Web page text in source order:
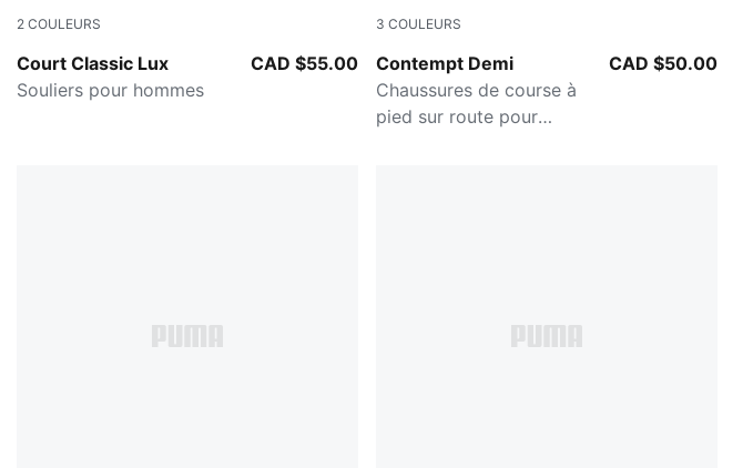
2 COULEURS
Court Classic Lux
PUMA White-PUMA Gold
Souliers pour hommes
CAD $55.00
3 COULEURS
Contempt Demi
Cool Dark Gray-PUMA Black
Chaussures de course à
pied sur route pour
CAD $50.00